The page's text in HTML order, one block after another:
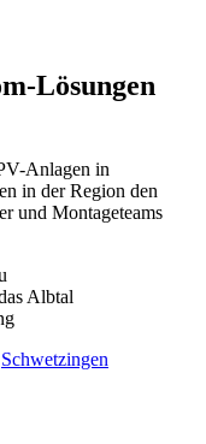
Lösungen
Anlagen in
in der Region den
und Montageteams
Albtal
Schwetzingen